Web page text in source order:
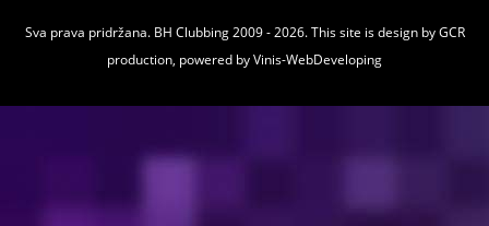
Sva prava pridržana. BH Clubbing 2009 - 2026. This site is design byGCR
production, powered byVinis-WebDeveloping